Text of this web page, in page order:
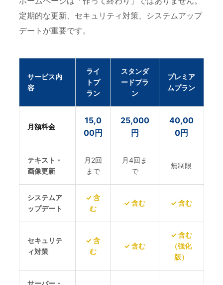
定期的な更新、セキュリティ対策、システムアップ
デートが重要です。
サービス内
容
ライ
トプ
ラン
スタンダ
ードプラ
ン
プレミア
ムプラン
月額料金
15,0
00円
25,000
円
40,00
0円
テキスト・
画像更新
月2回
まで
月4回ま
で
無制限
システムア
ップデート
✓ 含
む
✓ 含む ✓ 含む
セキュリテ
ィ対策
✓ 含
む
✓ 含む
✓ 含む
（強化
版）
サーバー・